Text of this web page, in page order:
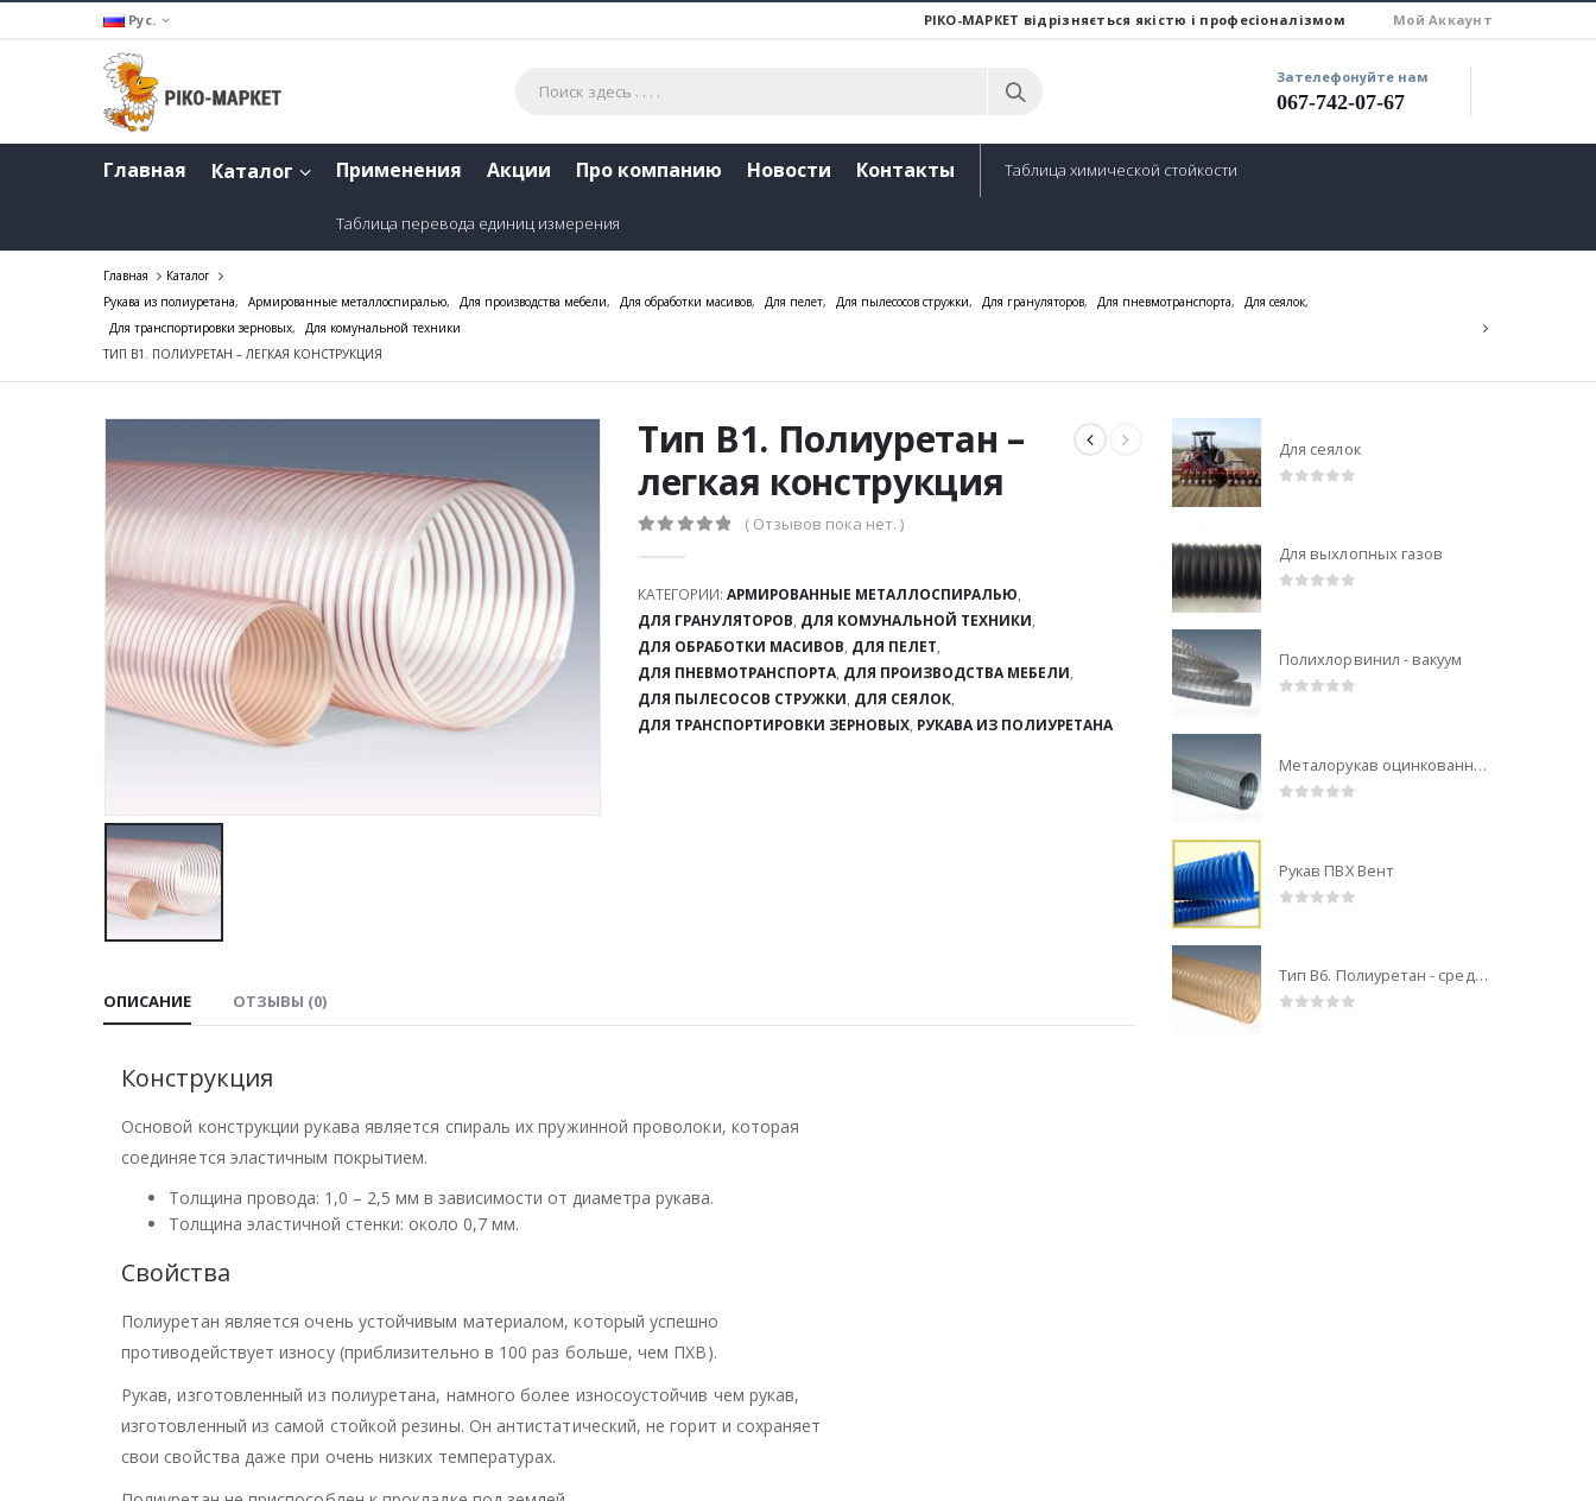
Рус. РІКО-МАРКЕТ відрізняється якістю і професіоналізмом Мой Аккаунт
Зателефонуйте нам
067-742-07-67
Главная Каталог Применения Акции Про компанию Новости Контакты Таблица химической стойкости
Таблица перевода единиц измерения
Главная
Каталог
Рукава из полиуретана, Армированные металлоспиралью, Для производства мебели, Для обработки масивов, Для пелет, Для пылесосов стружки, Для грануляторов, Для пневмотранспорта, Для сеялок,
Для транспортировки зерновых,
Для комунальной техники
ТИП В1. ПОЛИУРЕТАН – ЛЕГКАЯ КОНСТРУКЦИЯ
Тип В1. Полиуретан –
легкая конструкция
( Отзывов пока нет. )
КАТЕГОРИИ: АРМИРОВАННЫЕ МЕТАЛЛОСПИРАЛЬЮ,
ДЛЯ ГРАНУЛЯТОРОВ, ДЛЯ КОМУНАЛЬНОЙ ТЕХНИКИ,
ДЛЯ ОБРАБОТКИ МАСИВОВ, ДЛЯ ПЕЛЕТ,
ДЛЯ ПНЕВМОТРАНСПОРТА, ДЛЯ ПРОИЗВОДСТВА МЕБЕЛИ,
ДЛЯ ПЫЛЕСОСОВ СТРУЖКИ, ДЛЯ СЕЯЛОК,
ДЛЯ ТРАНСПОРТИРОВКИ ЗЕРНОВЫХ, РУКАВА ИЗ ПОЛИУРЕТАНА
ОПИСАНИЕ ОТЗЫВЫ (0)
Конструкция
Основой конструкции рукава является спираль их пружинной проволоки, которая
соединяется эластичным покрытием.
Толщина провода: 1,0 – 2,5 мм в зависимости от диаметра рукава.
Толщина эластичной стенки: около 0,7 мм.
Свойства
Полиуретан является очень устойчивым материалом, который успешно
противодействует износу (приблизительно в 100 раз больше, чем ПХВ).
Рукав, изготовленный из полиуретана, намного более износоустойчив чем рукав,
изготовленный из самой стойкой резины. Он антистатический, не горит и сохраняет
свои свойства даже при очень низких температурах.
Для сеялок
Для выхлопных газов
Полихлорвинил - вакуум
Металорукав оцинкованный тип А
Рукав ПВХ Вент
Тип В6. Полиуретан - среднелегкая конструкция